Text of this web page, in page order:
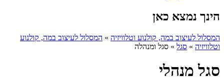
הינך נמצא כאן
המסלול לעיצוב במה, קולנוע וטלוויזיה » המסלול לעיצוב במה, קולנוע
וטלוויזיה » סגל » סגל ומנהלה
סגל מנהלי